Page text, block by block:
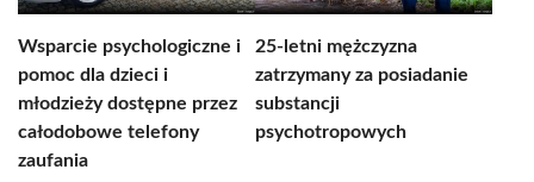
Wsparcie psychologiczne i
pomoc dla dzieci i
młodzieży dostępne przez
całodobowe telefony
zaufania
25-letni mężczyzna
zatrzymany za posiadanie
substancji
psychotropowych